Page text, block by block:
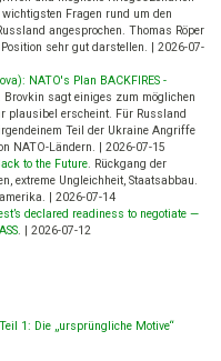
Fragen rund um den
angesprochen. Thomas Röper
sehr gut darstellen.
2026-07-
NATO's Plan BACKFIRES -
Brovkin sagt einiges zum möglichen
plausibel erscheint. Für Russland
Teil der Ukraine Angriffe
NATO-Ländern.
2026-07-15
to the Future. Rückgang der
extreme Ungleichheit, Staatsabbau.
2026-07-14
declared readiness to negotiate —
. 2026-07-12
1: Die „ursprüngliche Motive“